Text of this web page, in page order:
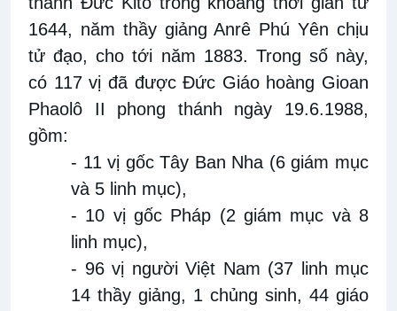
1644, năm thầy giảng Anrê Phú Yên chịu
tử đạo, cho tới năm 1883. Trong số này,
có 117 vị đã được Đức Giáo hoàng Gioan
Phaolô II phong thánh ngày 19.6.1988,
gồm:
- 11 vị gốc Tây Ban Nha (6 giám mục
và 5 linh mục),
- 10 vị gốc Pháp (2 giám mục và 8
linh mục),
- 96 vị người Việt Nam (37 linh mục
14 thầy giảng, 1 chủng sinh, 44 giáo